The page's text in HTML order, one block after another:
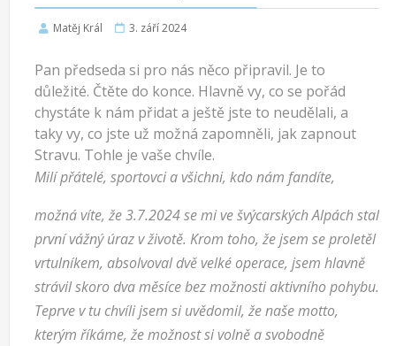
Matěj Král 3. září 2024
Pan předseda si pro nás něco připravil. Je to
důležité. Čtěte do konce. Hlavně vy, co se pořád
chystáte k nám přidat a ještě jste to neudělali, a
taky vy, co jste už možná zapomněli, jak zapnout
Stravu. Tohle je vaše chvíle.
Milí přátelé, sportovci a všichni, kdo nám fandíte,
možná víte, že 3.7.2024 se mi ve švýcarských Alpách stal
první vážný úraz v životě. Krom toho, že jsem se proletěl
vrtulníkem, absolvoval dvě velké operace, jsem hlavně
strávil skoro dva měsíce bez možnosti aktivního pohybu.
Teprve v tu chvíli jsem si uvědomil, že naše motto,
kterým říkáme, že možnost si volně a svobodně